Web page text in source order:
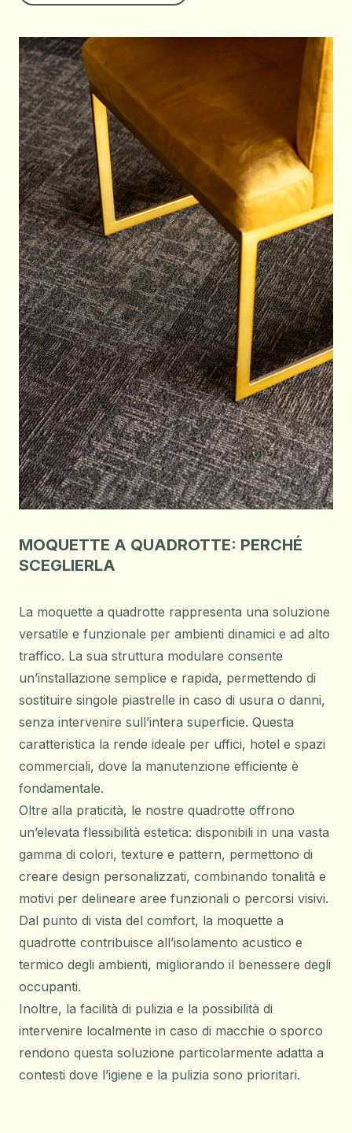
MOQUETTE A QUADROTTE: PERCHÉ
SCEGLIERLA
La moquette a quadrotte rappresenta una soluzione
versatile e funzionale per ambienti dinamici e ad alto
traffico. La sua struttura modulare consente
un’installazione semplice e rapida, permettendo di
sostituire singole piastrelle in caso di usura o danni,
senza intervenire sull’intera superficie. Questa
caratteristica la rende ideale per uffici, hotel e spazi
commerciali, dove la manutenzione efficiente è
fondamentale.
Oltre alla praticità, le nostre quadrotte offrono
un’elevata flessibilità estetica: disponibili in una vasta
gamma di colori, texture e pattern, permettono di
creare design personalizzati, combinando tonalità e
motivi per delineare aree funzionali o percorsi visivi.
Dal punto di vista del comfort, la moquette a
quadrotte contribuisce all’isolamento acustico e
termico degli ambienti, migliorando il benessere degli
occupanti.
Inoltre, la facilità di pulizia e la possibilità di
intervenire localmente in caso di macchie o sporco
rendono questa soluzione particolarmente adatta a
contesti dove l’igiene e la pulizia sono prioritari.